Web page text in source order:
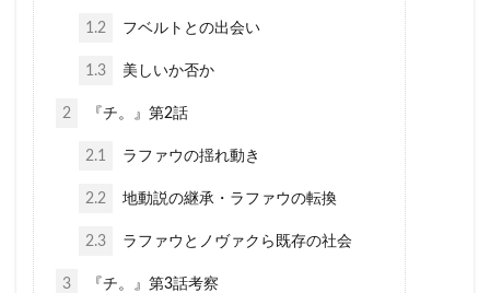
1.2 フベルトとの出会い
1.3 美しいか否か
2 『チ。』第2話
2.1 ラファウの揺れ動き
2.2 地動説の継承・ラファウの転換
2.3 ラファウとノヴァクら既存の社会
3 『チ。』第3話考察